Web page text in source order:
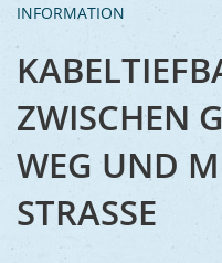
INFORMATION
ZWISCHEN
WEG UND
STRASSE